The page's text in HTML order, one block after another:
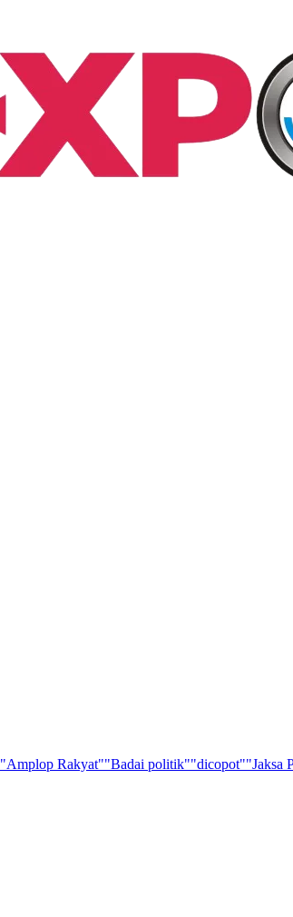
"Amplop Rakyat""Badai politik""dicopot""Jaksa